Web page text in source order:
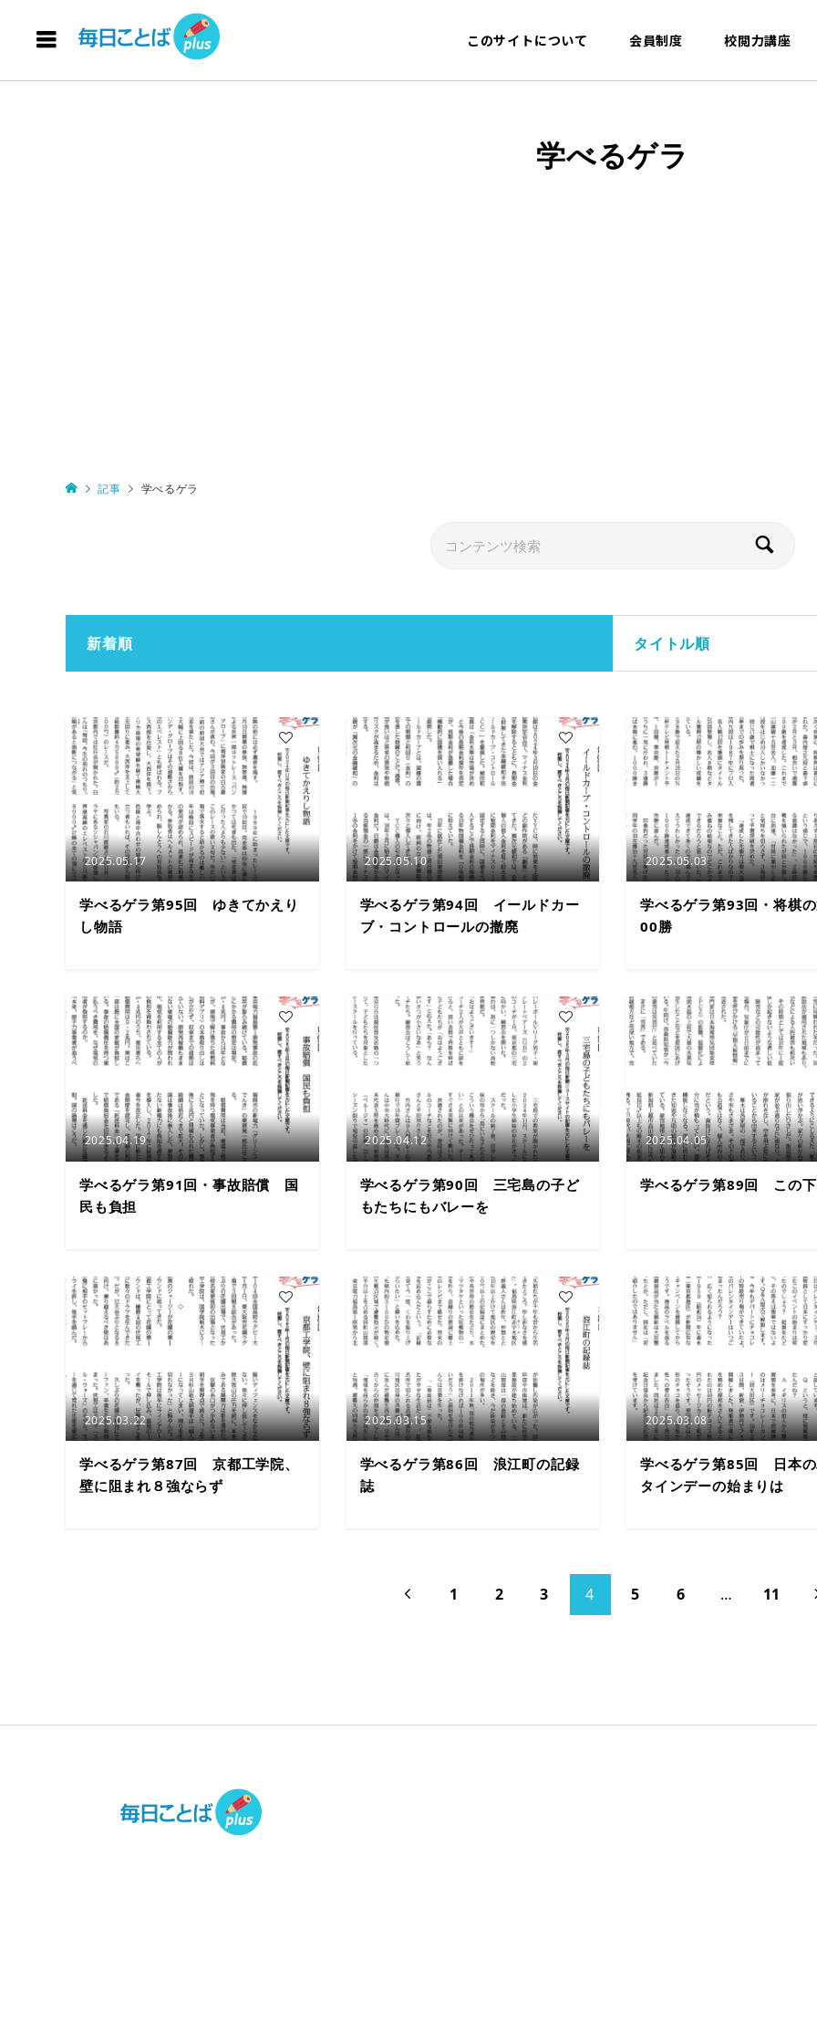
このサイトについて 会員制度 校閲力講座
学べるゲラ
記事 学べるゲラ
新着順 タイトル順
2025.05.17
学べるゲラ第95回 ゆきてかえり
し物語
2025.05.10
学べるゲラ第94回 イールドカー
ブ・コントロールの撤廃
2025.05.03
学べるゲラ第93回・将棋
00勝
2025.04.19
学べるゲラ第91回・事故賠償 国
民も負担
2025.04.12
学べるゲラ第90回 三宅島の子ど
もたちにもバレーを
2025.04.05
学べるゲラ第89回 この
2025.03.22
学べるゲラ第87回 京都工学院、
壁に阻まれ８強ならず
2025.03.15
学べるゲラ第86回 浪江町の記録
誌
2025.03.08
学べるゲラ第85回 日本
タインデーの始まりは
 1 2 3 4 5 6 … 11